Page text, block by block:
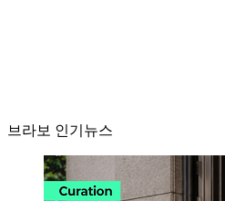
브라보 인기뉴스